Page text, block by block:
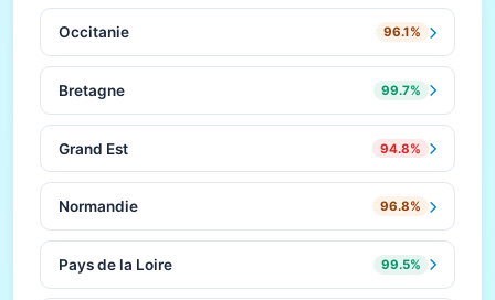
Occitanie 96.1%
Bretagne 99.7%
Grand Est 94.8%
Normandie 96.8%
Pays de la Loire 99.5%